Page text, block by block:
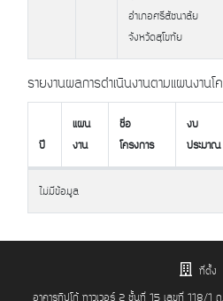
อำเภอศรีสัชนาลัย
จังหวัดสุโขทัย
รายงานผลการดำเนินงานตามแผนงานโ
ปี
แผน
งาน
ชื่อ
โครงการ
งบ
ประมาณ
ไม่มีข้อมูล
ที่ตั้ง
อาคารทิปโก้ ทาวเวอร์ 2 ชั้นที่ 15 เลขที่ 118/1